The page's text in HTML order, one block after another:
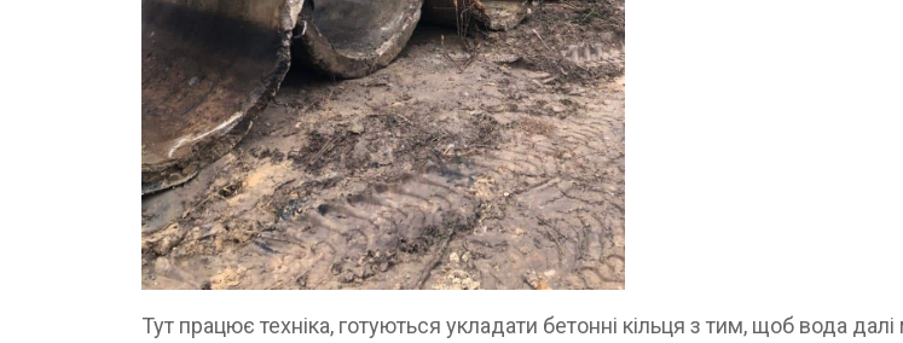
Тут працює техніка, готуються укладати бетонні кільця з тим, щоб вода